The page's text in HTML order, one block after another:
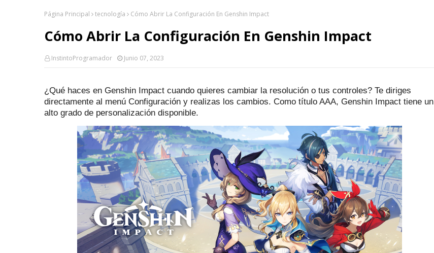
Página Principal tecnología Cómo Abrir La Configuración En Genshin Impact
Cómo Abrir La Configuración En Genshin Impact
InstintoProgramador Junio 07, 2023
¿Qué haces en Genshin Impact cuando quieres cambiar la resolución o tus controles? Te diriges
directamente al menú Configuración y realizas los cambios. Como título AAA, Genshin Impact tiene un
alto grado de personalización disponible.